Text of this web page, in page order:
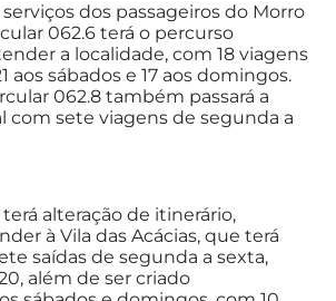
dos passageiros do Morro
062.6 terá o percurso
a localidade, com 18 viagens
aos sábados e 17 aos domingos.
062.8 também passará a
com sete viagens de segunda a
alteração de itinerário,
à Vila das Acácias, que terá
saídas de segunda a sexta,
além de ser criado